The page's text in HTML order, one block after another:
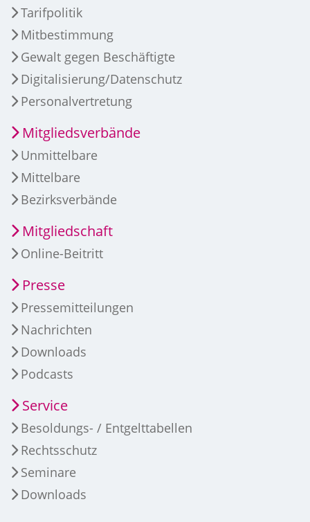
Tarifpolitik
Mitbestimmung
Gewalt gegen Beschäftigte
Digitalisierung/Datenschutz
Personalvertretung
Mitgliedsverbände
Unmittelbare
Mittelbare
Bezirksverbände
Mitgliedschaft
Online-Beitritt
Presse
Pressemitteilungen
Nachrichten
Downloads
Podcasts
Service
Besoldungs- / Entgelttabellen
Rechtsschutz
Seminare
Downloads